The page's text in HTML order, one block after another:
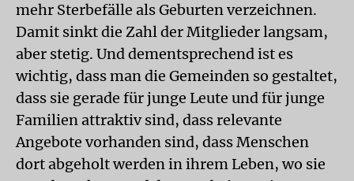
mehr Sterbefälle als Geburten verzeichnen.
Damit sinkt die Zahl der Mitglieder langsam,
aber stetig. Und dementsprechend ist es
wichtig, dass man die Gemeinden so gestaltet,
dass sie gerade für junge Leute und für junge
Familien attraktiv sind, dass relevante
Angebote vorhanden sind, dass Menschen
dort abgeholt werden in ihrem Leben, wo sie